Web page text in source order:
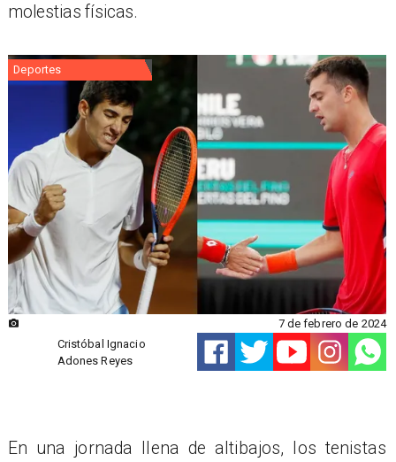
molestias físicas.
Deportes
Cristóbal Ignacio
Adones Reyes
7 de febrero de 2024
​En una jornada llena de altibajos, los tenistas